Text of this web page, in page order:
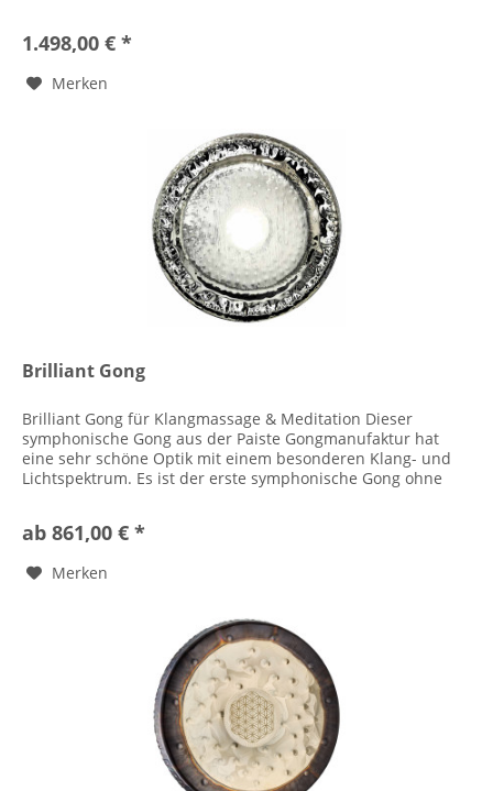
1.498,00 € *
Merken
Brilliant Gong
Brilliant Gong für Klangmassage & Meditation Dieser
symphonische Gong aus der Paiste Gongmanufaktur hat
eine sehr schöne Optik mit einem besonderen Klang- und
Lichtspektrum. Es ist der erste symphonische Gong ohne
ab 861,00 € *
Merken